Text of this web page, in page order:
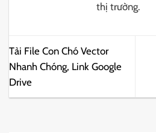
thị trường.
Tải File Con Chó Vector
Nhanh Chóng, Link Google
Drive